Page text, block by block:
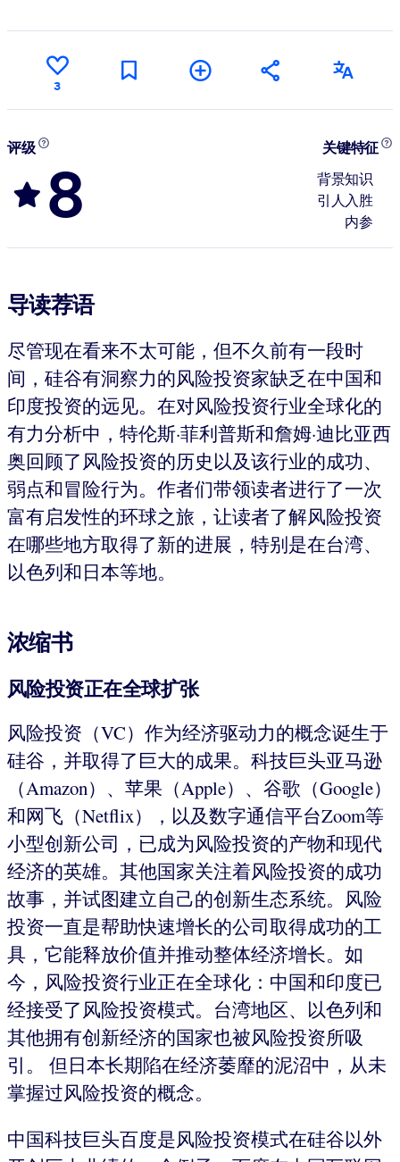
3
评级
8
关键特征
背景知识
引人入胜
内参
导读荐语
尽管现在看来不太可能，但不久前有一段时
间，硅谷有洞察力的风险投资家缺乏在中国和
印度投资的远见。在对风险投资行业全球化的
有力分析中，特伦斯·菲利普斯和詹姆·迪比亚西
奥回顾了风险投资的历史以及该行业的成功、
弱点和冒险行为。作者们带领读者进行了一次
富有启发性的环球之旅，让读者了解风险投资
在哪些地方取得了新的进展，特别是在台湾、
以色列和日本等地。
浓缩书
风险投资正在全球扩张
风险投资（VC）作为经济驱动力的概念诞生于
硅谷，并取得了巨大的成果。科技巨头亚马逊
（Amazon）、苹果（Apple）、谷歌（Google）
和网飞（Netflix），以及数字通信平台Zoom等
小型创新公司，已成为风险投资的产物和现代
经济的英雄。其他国家关注着风险投资的成功
故事，并试图建立自己的创新生态系统。风险
投资一直是帮助快速增长的公司取得成功的工
具，它能释放价值并推动整体经济增长。如
今，风险投资行业正在全球化：中国和印度已
经接受了风险投资模式。台湾地区、以色列和
其他拥有创新经济的国家也被风险投资所吸
引。 但日本长期陷在经济萎靡的泥沼中，从未
掌握过风险投资的概念。
中国科技巨头百度是风险投资模式在硅谷以外